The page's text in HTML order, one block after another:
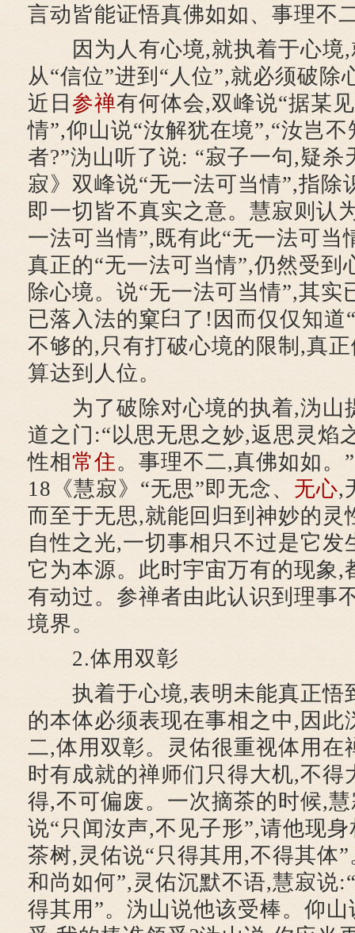
言动皆能证悟真佛如如、事理不
因为人有心境,就执着于心境,
从“信位”进到“人位”,就必须破除
近日 参禅有何体会,双峰说“据某
情”,仰山说“汝解犹在境”,“汝岂
者?”沩山听了说: “寂子一句,疑杀
寂》双峰说“无一法可当情”,指除
即一切皆不真实之意。慧寂则认
一法可当情”,既有此“无一法可当
真正的“无一法可当情”,仍然受到
除心境。说“无一法可当情”,其实
已落入法的窠臼了!因而仅仅知道
不够的,只有打破心境的限制,真
算达到人位。
为了破除对心境的执着,沩山
道之门:“以思无思之妙,返思灵焰
性相常住。事理不二,真佛如如。
18《慧寂》“无思”即无念、 无心,
而至于无思,就能回归到神妙的灵
自性之光,一切事相只不过是它发
它为本源。此时宇宙万有的现象,
有动过。参禅者由此认识到理事
境界。
2.体用双彰
执着于心境,表明未能真正悟
的本体必须表现在事相之中,因此
二,体用双彰。灵佑很重视体用在
时有成就的禅师们只得大机,不得
得,不可偏废。一次摘茶的时候,
说“只闻汝声,不见子形”,请他现
茶树,灵佑说“只得其用,不得其体
和尚如何”,灵佑沉默不语,慧寂说
得其用”。沩山说他该受棒。仰